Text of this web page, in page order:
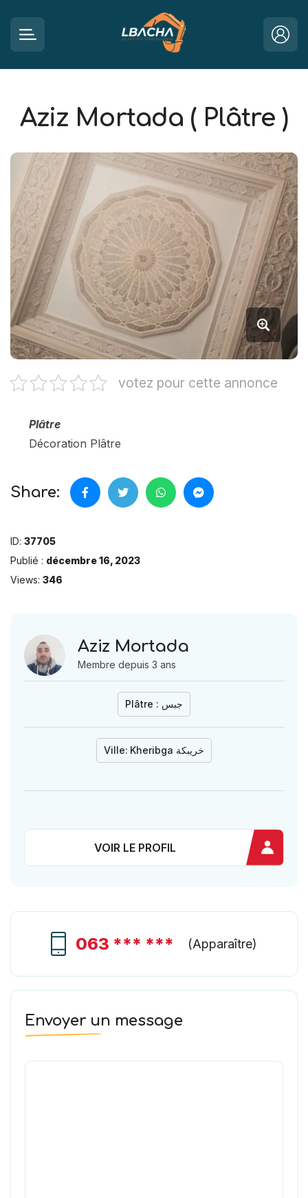
Aziz Mortada ( Plâtre )
votez pour cette annonce
Plâtre
Décoration Plâtre
Share:
ID: 37705
Publié : décembre 16, 2023
Views: 346
Aziz Mortada
Membre depuis 3 ans
Plâtre : جبس
Ville: Kheribga خريبكة
VOIR LE PROFIL
063 *** *** (Apparaître)
Envoyer un message